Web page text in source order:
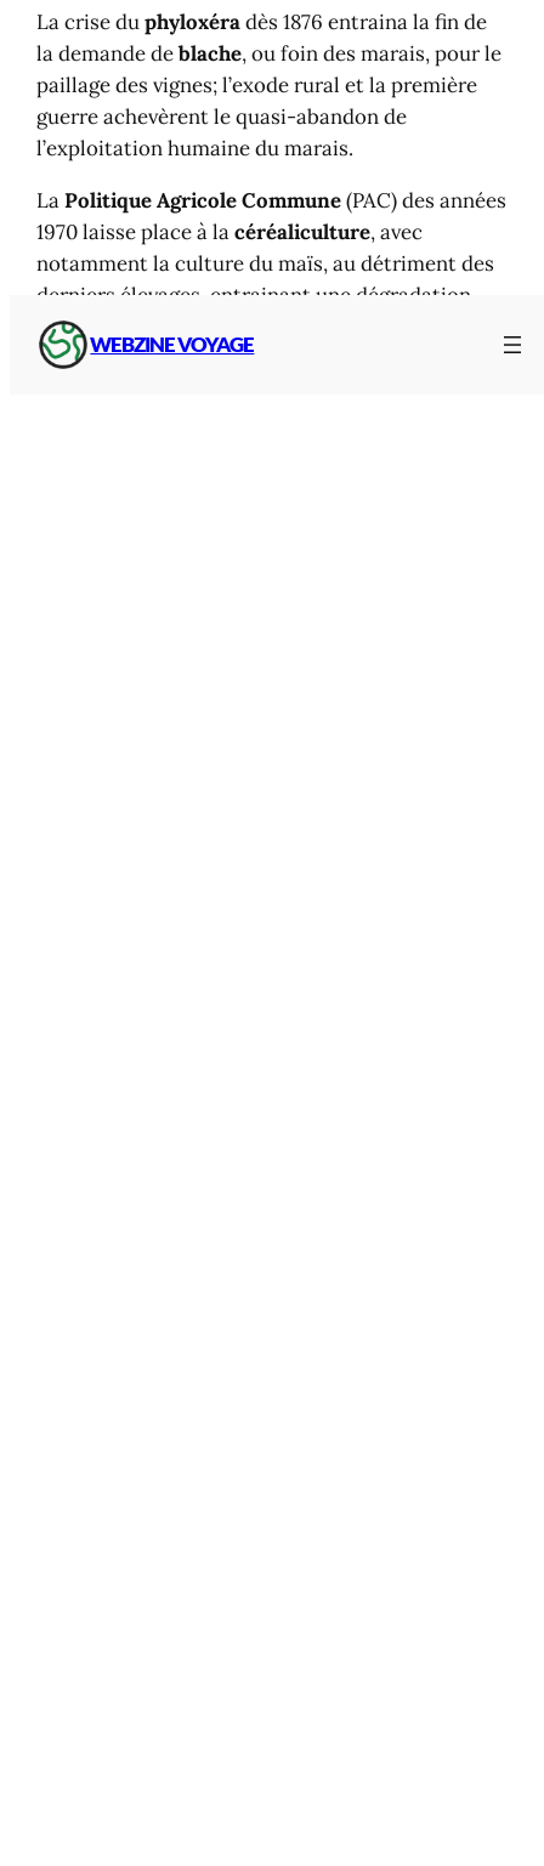
WEBZINE VOYAGE
La crise duphyloxéradès 1876 entraina la fin de
la demande deblache, ou foin des marais, pour le
paillage des vignes; l’exode rural et la première
guerre achevèrent le quasi-abandon de
l’exploitation humaine du marais.
LaPolitique Agricole Commune(PAC) des années
1970 laisse place à lacéréaliculture, avec
notamment la culture du maïs, au détriment des
derniers élevages, entrainant une dégradation
complète du milieu naturel qui existant depuis
plusieurs millénaires.